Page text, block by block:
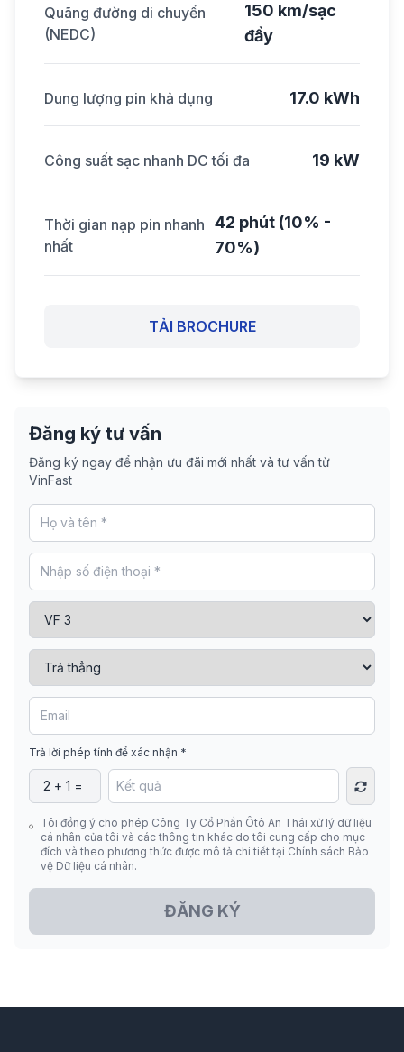
Quãng đường di chuyển
(NEDC)
150 km/sạc
đầy
Dung lượng pin khả dụng 17.0 kWh
Công suất sạc nhanh DC tối đa 19 kW
Thời gian nạp pin nhanh
nhất
42 phút (10% -
70%)
TẢI BROCHURE
Đăng ký tư vấn
Đăng ký ngay để nhận ưu đãi mới nhất và tư vấn từ
VinFast
Trả lời phép tính để xác nhận *
Tôi đồng ý cho phép Công Ty Cổ Phần Ôtô An Thái xử lý dữ liệu
cá nhân của tôi và các thông tin khác do tôi cung cấp cho mục
đích và theo phương thức được mô tả chi tiết tại Chính sách Bảo
vệ Dữ liệu cá nhân.
ĐĂNG KÝ